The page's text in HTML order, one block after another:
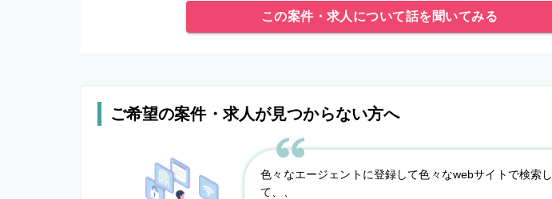
この案件・求人について話を聞いてみる
ご希望の案件・求人が見つからない方へ
色々なエージェントに登録して色々なwebサイトで検索し
て、、